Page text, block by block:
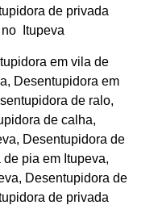
de privada
no Itupeva
em vila de
Desentupidora em
de ralo,
de calha,
Desentupidora de
pia em Itupeva,
Desentupidora de
de privada